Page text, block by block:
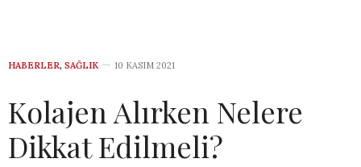
HABERLER, SAĞLIK 10 KASIM 2021
Kolajen Alırken Nelere
Dikkat Edilmeli?